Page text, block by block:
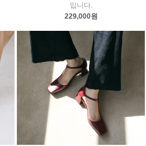
입니다.
229,000원